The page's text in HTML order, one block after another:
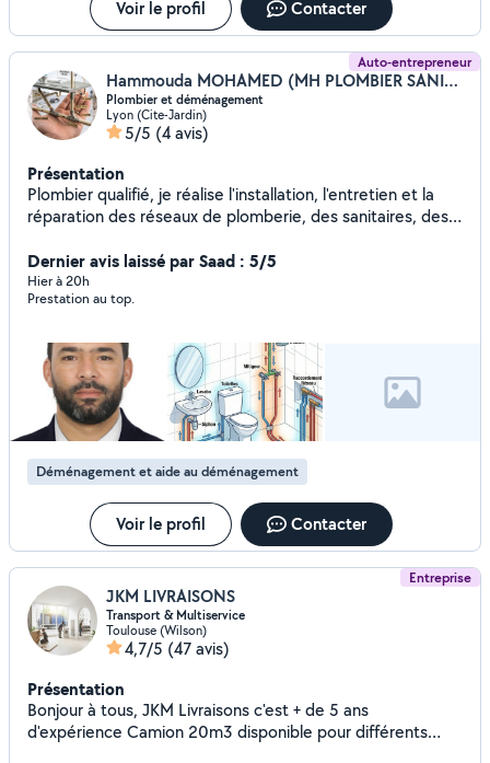
Voir le profil Contacter
Auto-entrepreneur
Hammouda MOHAMED (MH PLOMBIER SANITAIRE ET CH)
Plombier et déménagement
Lyon (Cite-Jardin)
5/5 (4 avis)
Présentation
Plombier qualifié, je réalise l'installation, l'entretien et la
réparation des réseaux de plomberie, des sanitaires, des
les plans, diagnostiquer les pannes et intervenir
efficacement dans le respect des normes de sécurité.
Sérieux, autonome, ponctuel et motivé, je travaille aussi
m'adapte rapidement aux exigences du chantier.
Dernier avis laissé par Saad : 5/5
Hier à 20h
Prestation au top.
Déménagement et aide au déménagement
Voir le profil Contacter
Entreprise
JKM LIVRAISONS
Transport & Multiservice
Toulouse (Wilson)
4,7/5 (47 avis)
Présentation
Bonjour à tous, JKM Livraisons c'est + de 5 ans
d'expérience Camion 20m3 disponible pour différents